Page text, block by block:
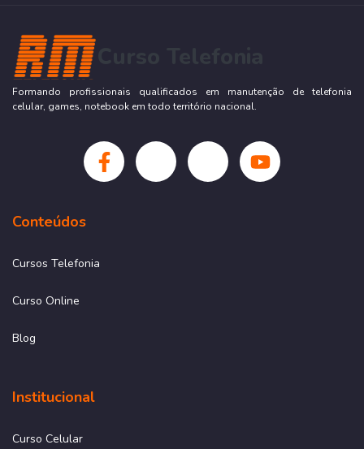
Formando profissionais qualificados em manutenção de telefonia
celular, games, notebook em todo território nacional.
Conteúdos
Cursos Telefonia
Curso Online
Blog
Institucional
Curso Celular